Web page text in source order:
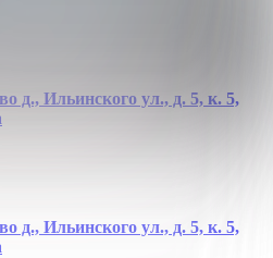
д., Ильинского ул., д. 5, к. 5,
д., Ильинского ул., д. 5, к. 5,